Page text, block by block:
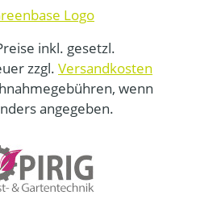
inkl. gesetzl.
zzgl. Versandkosten
wenn
angegeben.